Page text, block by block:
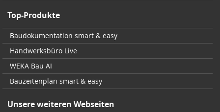
Top-Produkte
Baudokumentation smart & easy
Handwerksbüro Live
WEKA Bau AI
Bauzeitenplan smart & easy
Unsere weiteren Webseiten